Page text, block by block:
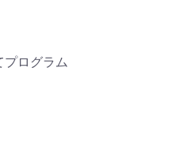
プログラム